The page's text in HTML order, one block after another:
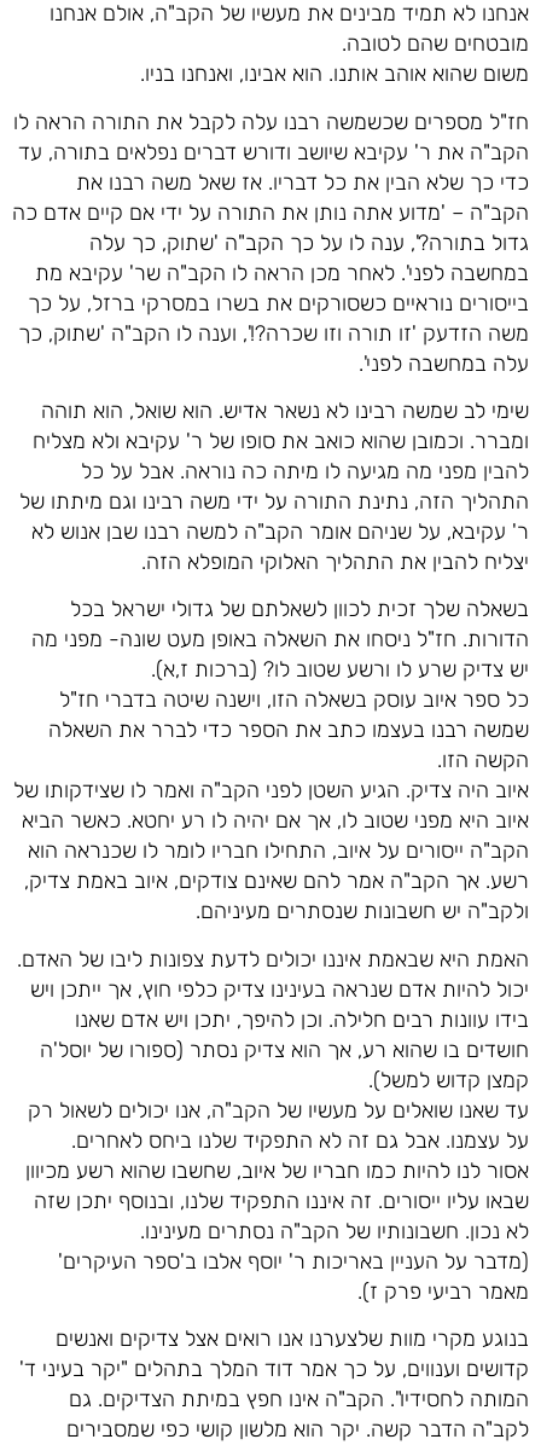
אנחנו לא תמיד מבינים את מעשיו של הקב"ה, אולם אנחנו
מובטחים שהם לטובה.
משום שהוא אוהב אותנו. הוא אבינו, ואנחנו בניו.
חז"ל מספרים שכשמשה רבנו עלה לקבל את התורה הראה לו
הקב"ה את ר' עקיבא שיושב ודורש דברים נפלאים בתורה, עד
כדי כך שלא הבין את כל דבריו. אז שאל משה רבנו את
הקב"ה – 'מדוע אתה נותן את התורה על ידי אם קיים אדם כה
גדול בתורה?', ענה לו על כך הקב"ה 'שתוק, כך עלה
במחשבה לפני'. לאחר מכן הראה לו הקב"ה שר' עקיבא מת
בייסורים נוראיים כשסורקים את בשרו במסרקי ברזל, על כך
משה הזדעק 'זו תורה וזו שכרה?!', וענה לו הקב"ה 'שתוק, כך
עלה במחשבה לפני'.
שימי לב שמשה רבינו לא נשאר אדיש. הוא שואל, הוא תוהה
ומברר. וכמובן שהוא כואב את סופו של ר' עקיבא ולא מצליח
להבין מפני מה מגיעה לו מיתה כה נוראה. אבל על כל
התהליך הזה, נתינת התורה על ידי משה רבינו וגם מיתתו של
ר' עקיבא, על שניהם אומר הקב"ה למשה רבנו שבן אנוש לא
יצליח להבין את התהליך האלוקי המופלא הזה.
בשאלה שלך זכית לכוון לשאלתם של גדולי ישראל בכל
הדורות. חז"ל ניסחו את השאלה באופן מעט שונה- מפני מה
יש צדיק שרע לו ורשע שטוב לו? (ברכות ז,א).
כל ספר איוב עוסק בשאלה הזו, וישנה שיטה בדברי חז"ל
שמשה רבנו בעצמו כתב את הספר כדי לברר את השאלה
הקשה הזו.
איוב היה צדיק. הגיע השטן לפני הקב"ה ואמר לו שצידקותו של
איוב היא מפני שטוב לו, אך אם יהיה לו רע יחטא. כאשר הביא
הקב"ה ייסורים על איוב, התחילו חבריו לומר לו שכנראה הוא
רשע. אך הקב"ה אמר להם שאינם צודקים, איוב באמת צדיק,
ולקב"ה יש חשבונות שנסתרים מעיניהם.
האמת היא שבאמת איננו יכולים לדעת צפונות ליבו של האדם.
יכול להיות אדם שנראה בעינינו צדיק כלפי חוץ, אך ייתכן ויש
בידו עוונות רבים חלילה. וכן להיפך, יתכן ויש אדם שאנו
חושדים בו שהוא רע, אך הוא צדיק נסתר (ספורו של יוסל'ה
קמצן קדוש למשל).
עד שאנו שואלים על מעשיו של הקב"ה, אנו יכולים לשאול רק
על עצמנו. אבל גם זה לא התפקיד שלנו ביחס לאחרים.
אסור לנו להיות כמו חבריו של איוב, שחשבו שהוא רשע מכיוון
שבאו עליו ייסורים. זה איננו התפקיד שלנו, ובנוסף יתכן שזה
לא נכון. חשבונותיו של הקב"ה נסתרים מעינינו.
(מדבר על העניין באריכות ר' יוסף אלבו ב'ספר העיקרים'
מאמר רביעי פרק ז).
בנוגע מקרי מוות שלצערנו אנו רואים אצל צדיקים ואנשים
קדושים וענווים, על כך אמר דוד המלך בתהלים "יקר בעיני ד'
המותה לחסידיו". הקב"ה אינו חפץ במיתת הצדיקים. גם
לקב"ה הדבר קשה. יקר הוא מלשון קושי כפי שמסבירים